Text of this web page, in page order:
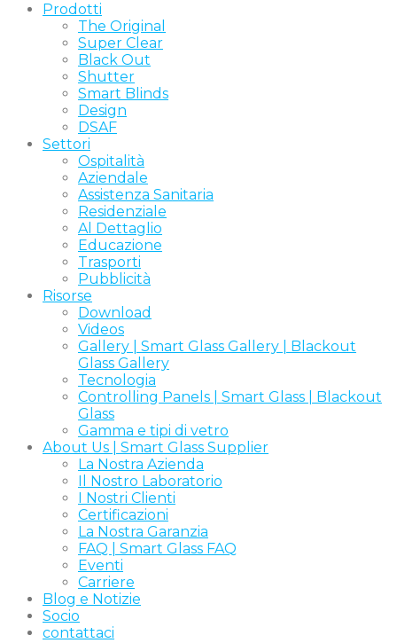
Prodotti
The Original
Super Clear
Black Out
Shutter
Smart Blinds
Design
DSAF
Settori
Ospitalità
Aziendale
Assistenza Sanitaria
Residenziale
Al Dettaglio
Educazione
Trasporti
Pubblicità
Risorse
Download
Videos
Gallery | Smart Glass Gallery | Blackout
Glass Gallery
Tecnologia
Controlling Panels | Smart Glass | Blackout
Glass
Gamma e tipi di vetro
About Us | Smart Glass Supplier
La Nostra Azienda
Il Nostro Laboratorio
I Nostri Clienti
Certificazioni
La Nostra Garanzia
FAQ | Smart Glass FAQ
Eventi
Carriere
Blog e Notizie
Socio
contattaci